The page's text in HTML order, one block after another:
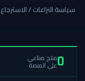
سياسة النزاعات / الاسترجاع
0منتج صناعي
على المنصة